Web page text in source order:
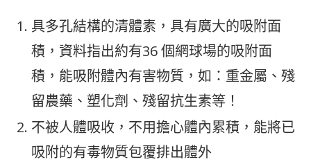
具多孔結構的清體素，具有廣大的吸附面
積，資料指出約有36 個網球場的吸附面
積，能吸附體內有害物質，如：重金屬、殘
留農藥、塑化劑、殘留抗生素等！
不被人體吸收，不用擔心體內累積，能將已
吸附的有毒物質包覆排出體外